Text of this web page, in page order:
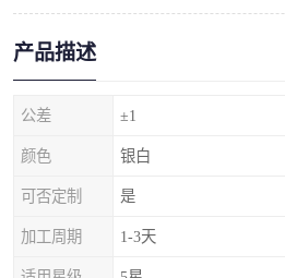
产品描述
公差 ±1
颜色 银白
可否定制 是
加工周期 1-3天